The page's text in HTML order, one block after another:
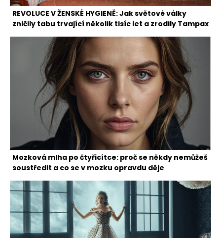
REVOLUCE V ŽENSKÉ HYGIENĚ: Jak světové války
zničily tabu trvající několik tisíc let a zrodily Tampax
Mozková mlha po čtyřicítce: proč se někdy nemůžeš
soustředit a co se v mozku opravdu děje